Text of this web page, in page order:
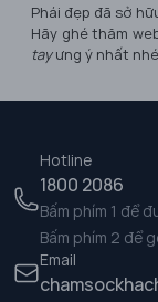
Phái đẹp đã sở
Hãy ghé thăm
tayưng ý nhất
Hotline
1800 2086
Bấm phím 1 để
Bấm phím 2 để
Email